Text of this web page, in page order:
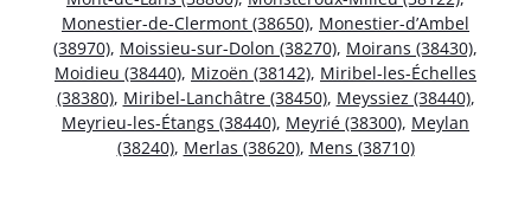
Monestier-de-Clermont (38650), Monestier-d’Ambel
(38970), Moissieu-sur-Dolon (38270), Moirans (38430),
Moidieu (38440), Mizoën (38142), Miribel-les-Échelles
(38380), Miribel-Lanchâtre (38450), Meyssiez (38440),
Meyrieu-les-Étangs (38440), Meyrié (38300), Meylan
(38240), Merlas (38620), Mens (38710)